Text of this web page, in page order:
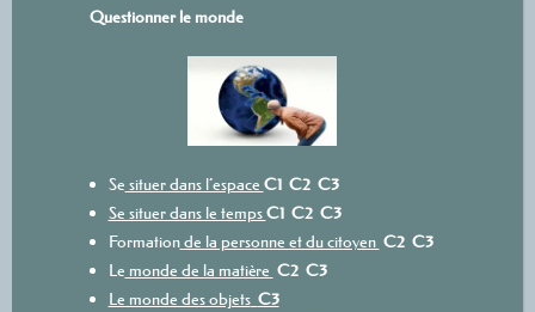
Questionner le monde
Se situer dans l’espace C1 C2 C3
Se situer dans le tempsC1 C2 C3
Formationde la personne et du citoyen C2 C3
Le monde de la matière C2 C3
Le monde des objets C3